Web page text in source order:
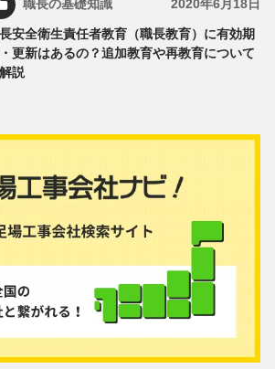
職長の基礎知識 2020年6月18日
安全衛生責任者教育（職長教育）に有効期
更新はあるの？追加教育や再教育について
説